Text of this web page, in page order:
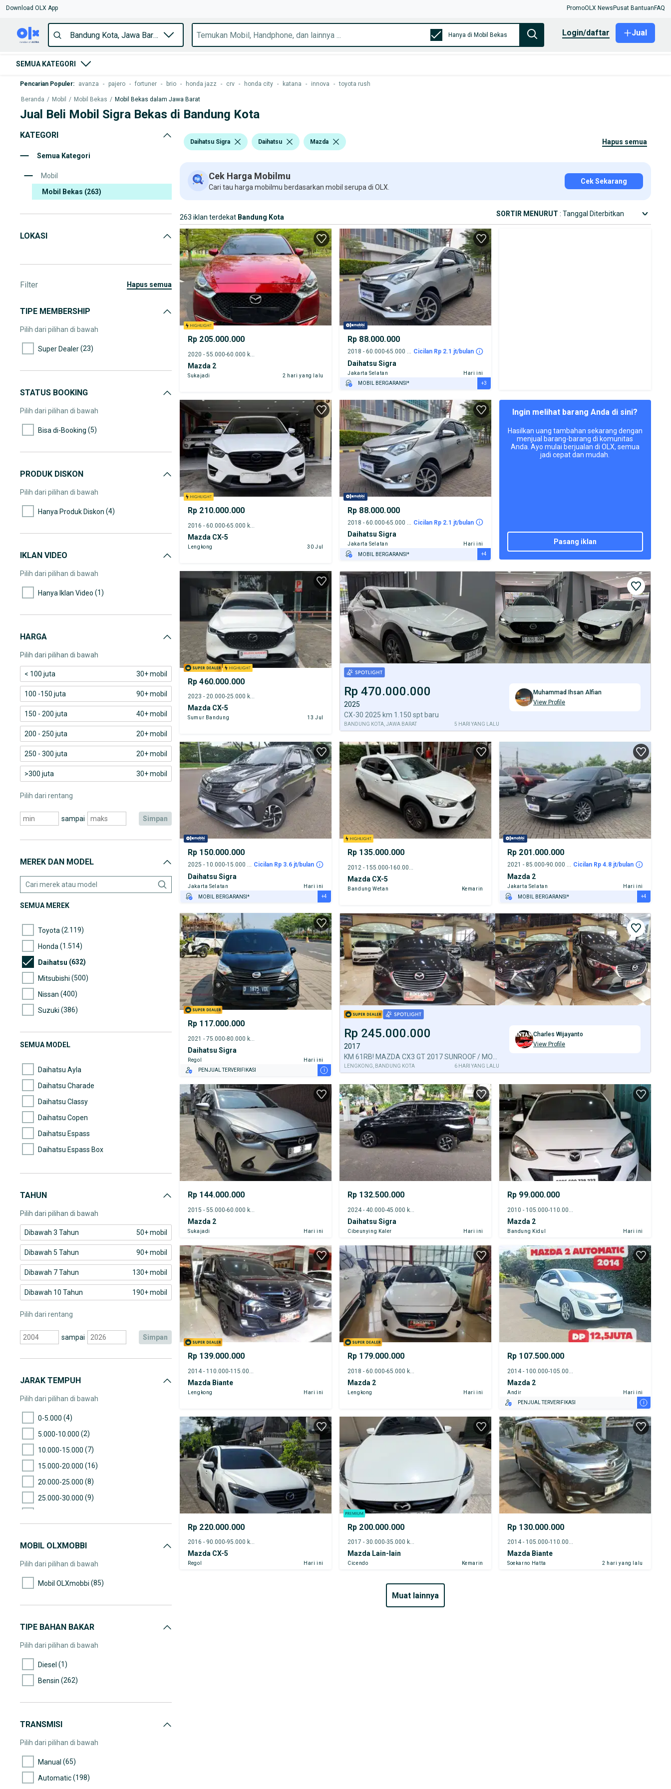
Download OLX App PromoOLX News Pusat Bantuan FAQ
Hanya di Mobil Bekas login/daftar Jual
SEMUA KATEGORI
Pencarian Populer: avanza - pajero - fortuner - brio - honda jazz - crv - honda city - katana - innova - toyota rush
Beranda / Mobil / Mobil Bekas / Mobil Bekas dalam Jawa Barat
Jual Beli Mobil Sigra Bekas di Bandung Kota
KATEGORI
Semua Kategori
Mobil
Mobil Bekas (263)
LOKASI
Filter hapus semua
TIPE MEMBERSHIP
Pilih dari pilihan di bawah
Super Dealer(23)
STATUS BOOKING
Pilih dari pilihan di bawah
Bisa di-Booking (5)
PRODUK DISKON
Pilih dari pilihan di bawah
Hanya Produk Diskon (4)
IKLAN VIDEO
Pilih dari pilihan di bawah
Hanya Iklan Video (1)
HARGA
Pilih dari pilihan di bawah
< 100 juta 30+ mobil
100 -150 juta 90+ mobil
150 - 200 juta 40+ mobil
200 - 250 juta 20+ mobil
250 - 300 juta 20+ mobil
>300 juta 30+ mobil
Pilih dari rentang
sampai simpan
MEREK DAN MODEL
SEMUA MEREK
Toyota (2.119)
Honda (1.514)
Daihatsu (632)
Mitsubishi (500)
Nissan (400)
Suzuki (386)
Hyundai(177)
SEMUA MODEL
Daihatsu Ayla
Daihatsu Charade
Daihatsu Classy
Daihatsu Copen
Daihatsu Espass
Daihatsu Espass Box
Daihatsu Gran Max MB
TAHUN
Pilih dari pilihan di bawah
Dibawah 3 Tahun 50+ mobil
Dibawah 5 Tahun 90+ mobil
Dibawah 7 Tahun 130+ mobil
Dibawah 10 Tahun 190+ mobil
Pilih dari rentang
sampai simpan
JARAK TEMPUH
Pilih dari pilihan di bawah
0-5.000 (4)
5.000-10.000 (2)
10.000-15.000 (7)
15.000-20.000 (16)
20.000-25.000 (8)
25.000-30.000 (9)
40.000-45.000
45.000-50.000(20)
65.000-70.000(10)
70.000-75.000
(12)
95.000-100.000
MOBIL OLXMOBBI
Pilih dari pilihan di bawah
Mobil OLXmobbi (85)
TIPE BAHAN BAKAR
Pilih dari pilihan di bawah
Diesel (1)
Bensin (262)
TRANSMISI
Pilih dari pilihan di bawah
Manual (65)
Automatic(198)
Daihatsu Sigra Daihatsu Mazda hapus semua
Cek Harga Mobilmu
Cari tau harga mobilmu berdasarkan mobil serupa di OLX.
Cek Sekarang
263 iklan terdekat Bandung Kota SORTIR MENURUT : Tanggal Diterbitkan
Rp 205.000.000
Mazda 2
Sukajadi 2 hari yang lalu
Rp 88.000.000
2018 - 60.000-65.000 km Cicilan Rp 2.1 jt/bulan
Daihatsu Sigra
Jakarta Selatan
Hari ini
MOBIL BERGARANSI*
TEST DRIVE DARI RUMAH
GRATIS BIAYA JASA PERAWATAN*
+3
Rp 210.000.000
Mazda CX-5
Lengkong 30 Jul
Rp 88.000.000
Cicilan Rp 2.1 jt/bulan
Daihatsu Sigra
Jakarta Selatan
Hari ini
MOBIL BERGARANSI*
TEST DRIVE DARI RUMAH
GRATIS BIAYA JASA PERAWATAN*
PENJUAL TERVERIFIKASI
+4
Ingin melihat barang Anda di sini?
Hasilkan uang tambahan sekarang dengan
menjual barang-barang di komunitas
Anda. Ayo mulai berjualan di OLX, semua
jadi cepat dan mudah.
pasang iklan
Rp 460.000.000
2023 - 20.000-25.000 km
Mazda CX-5
Sumur Bandung 13 Jul
Rp 470.000.000
2025
CX-30 2025 km 1.150 spt baru
BANDUNG KOTA, JAWA BARAT 5 HARI YANG LALU
Muhammad Ihsan Alfian
View Profile
Rp 150.000.000
2025 - 10.000-15.000 km Cicilan Rp 3.6 jt/bulan
Daihatsu Sigra
Jakarta Selatan
Hari ini
MOBIL BERGARANSI*
TEST DRIVE DARI RUMAH
GRATIS BIAYA JASA PERAWATAN*
PENJUAL TERVERIFIKASI
+4
Rp 135.000.000
2012 - 155.000-160.000 km
Mazda CX-5
Bandung Wetan Kemarin
Rp 201.000.000
2021 - 85.000-90.000 km Cicilan Rp 4.8 jt/bulan
Mazda 2
Jakarta Selatan
Hari ini
MOBIL BERGARANSI*
TEST DRIVE DARI RUMAH
GRATIS BIAYA JASA PERAWATAN*
PENJUAL TERVERIFIKASI
+4
Rp 117.000.000
2021 - 75.000-80.000 km
Daihatsu Sigra
Regol
Hari ini
PENJUAL TERVERIFIKASI
i
Rp 245.000.000
2017
LENGKONG, BANDUNG KOTA 6 HARI YANG LALU
Charles Wijayanto
View Profile
Rp 144.000.000
Mazda 2
Sukajadi Hari ini
Rp 132.500.000
2024 - 40.000-45.000 km
Daihatsu Sigra
Cibeunying Kaler Hari ini
Rp 99.000.000
Mazda 2
Bandung Kidul Hari ini
Rp 139.000.000
Mazda Biante
Lengkong Hari ini
Rp 179.000.000
2018 - 60.000-65.000 km
Mazda 2
Lengkong Hari ini
Rp 107.500.000
Mazda 2
Andir
Hari ini
PENJUAL TERVERIFIKASI
i
Rp 220.000.000
2016 - 90.000-95.000 km
Mazda CX-5
Regol Hari ini
Rp 200.000.000
2017 - 30.000-35.000 km
Mazda Lain-lain
Cicendo Kemarin
Rp 130.000.000
2014 - 105.000-110.000 km
Mazda Biante
Soekarno Hatta 2 hari yang lalu
muat lainnya